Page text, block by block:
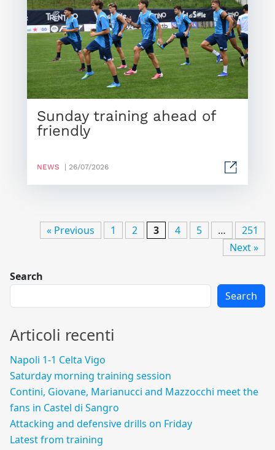
Sunday training ahead of
friendly
NEWS | 26/07/2026
« Previous 1 2 3 4 5 …
251
Next »
Search
Search
Articoli recenti
Napoli 1-1 Celta Vigo
Saturday morning training session
Contini, Giovane, Marianucci and Mazzocchi meet the
fans in Castel di Sangro
Attacking and defensive drills on Friday
Latest from training